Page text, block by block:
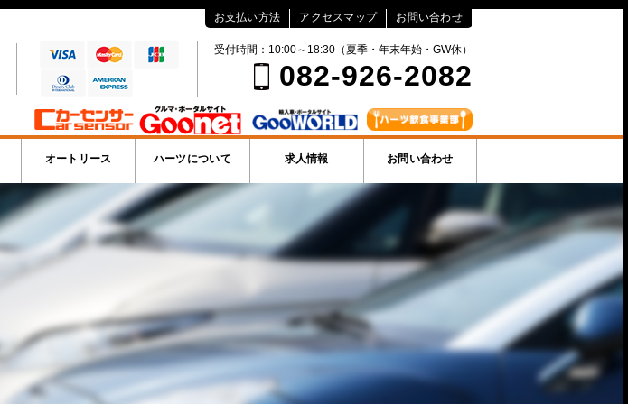
お支払い方法 アクセスマップ お問い合わせ
受付時間：10:00～18:30（夏季・年末年始・GW休）
082-926-2082
オートリース ハーツについて 求人情報 お問い合わせ